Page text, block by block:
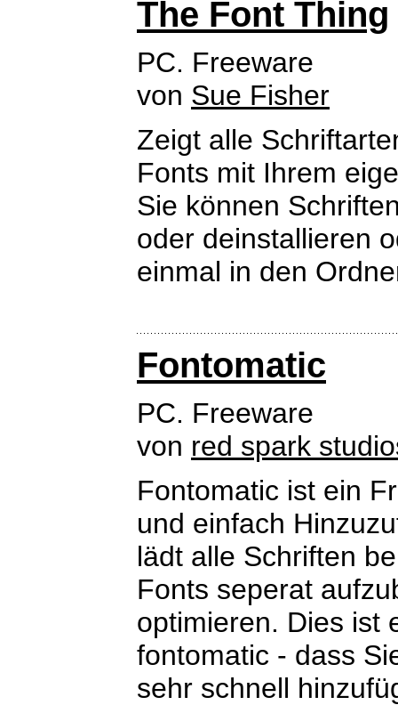
The Font Thing
PC. Freeware
von Sue Fisher
Zeigt alle
Fonts mit Ihrem
Sie können
oder deinstallieren
einmal in den
Fontomatic
PC. Freeware
von red spark
Fontomatic ist ein
und einfach
lädt alle Schriften
Fonts seperat
optimieren. Dies ist
fontomatic - dass
sehr schnell